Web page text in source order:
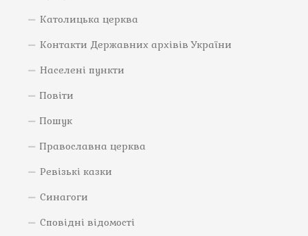
Католицька церква
Контакти Державних архівів України
Населені пункти
Повіти
Пошук
Православна церква
Ревізькі казки
Синагоги
Сповідні відомості